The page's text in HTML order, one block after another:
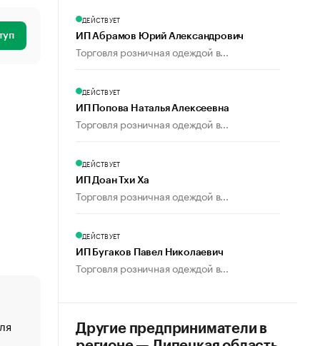
«От спорта тело стареет иначе». Как живет глава
создавшей GTA
ДЕЙСТВУЕТ
ИП Абрамов Юрий Александрович
Торговля розничная одеждой в...
ДЕЙСТВУЕТ
ИП Попова Наталья Алексеевна
Торговля розничная одеждой в...
ДЕЙСТВУЕТ
ИП Доан Тхи Ха
Торговля розничная одеждой в...
ДЕЙСТВУЕТ
ИП Бугаков Павел Николаевич
Торговля розничная одеждой в...
Другие предприниматели в